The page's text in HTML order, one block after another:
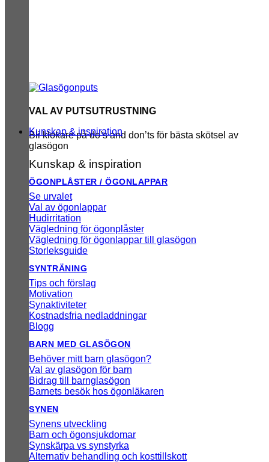
VAL AV PUTSUTRUSTNING
Bli klokare på do’s and don’ts för bästa skötsel av
glasögon
Kunskap & inspiration
Kunskap & inspiration
ÖGONPLÅSTER / ÖGONLAPPAR
Se urvalet
Val av ögonlappar
Hudirritation
Vägledning för ögonplåster
Vägledning för ögonlappar till glasögon
Storleksguide
SYNTRÄNING
Tips och förslag
Motivation
Synaktiviteter
Kostnadsfria nedladdningar
Blogg
BARN MED GLASÖGON
Behöver mitt barn glasögon?
Val av glasögon för barn
Bidrag till barnglasögon
Barnets besök hos ögonläkaren
SYNEN
Synens utveckling
Barn och ögonsjukdomar
Synskärpa vs synstyrka
Alternativ behandling och kosttillskott